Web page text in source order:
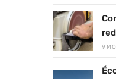
9